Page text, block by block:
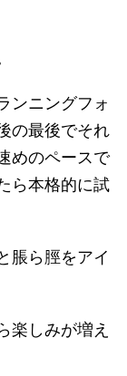
ンニングフォ
の最後でそれ
めのペースで
ら本格的に試
脹ら脛をアイ
楽しみが増え